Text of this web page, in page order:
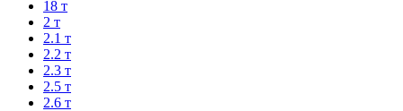
18 т
2 т
2.1 т
2.2 т
2.3 т
2.5 т
2.6 т